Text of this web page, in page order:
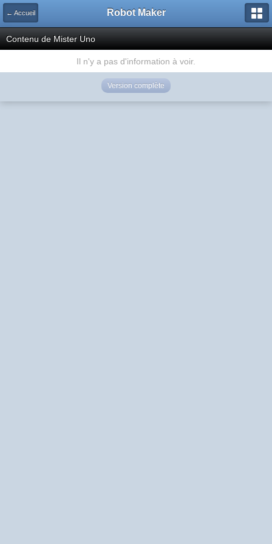
← Accueil Robot Maker
Contenu de Mister Uno
Il n'y a pas d'information à voir.
Version complète